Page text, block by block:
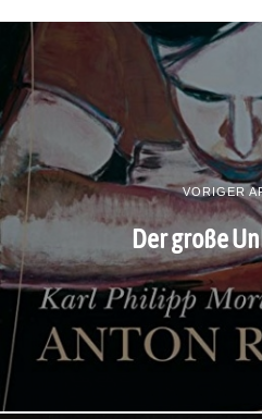
VORIGER
Der große